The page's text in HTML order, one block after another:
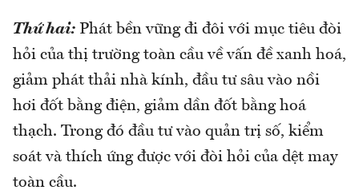
Thứ hai: Phát bền vững đi đôi với mục tiêu đòi
hỏi của thị trường toàn cầu về vấn đề xanh hoá,
giảm phát thải nhà kính, đầu tư sâu vào nồi
hơi đốt bằng điện, giảm dần đốt bằng hoá
thạch. Trong đó đầu tư vào quản trị số, kiểm
soát và thích ứng được với đòi hỏi của dệt may
toàn cầu.